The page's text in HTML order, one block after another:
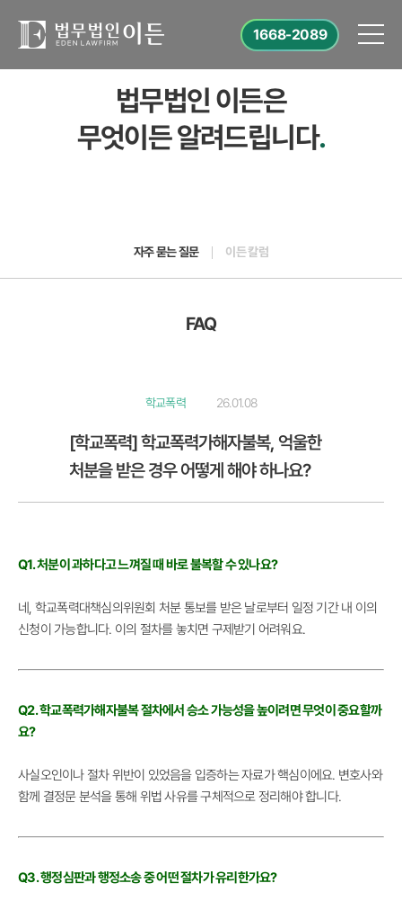
1668-2089
법무법인 이든은
무엇이든 알려드립니다.
자주 묻는 질문 이든 칼럼
FAQ
학교폭력 26.01.08
[학교폭력] 학교폭력가해자불복, 억울한
처분을 받은 경우 어떻게 해야 하나요?
Q1. 처분이 과하다고 느껴질 때 바로 불복할 수 있나요?
네, 학교폭력대책심의위원회 처분 통보를 받은 날로부터 일정 기간 내 이의
신청이 가능합니다. 이의 절차를 놓치면 구제받기 어려워요.
Q2. 학교폭력가해자불복 절차에서 승소 가능성을 높이려면 무엇이 중요할까
요?
사실오인이나 절차 위반이 있었음을 입증하는 자료가 핵심이에요. 변호사와
함께 결정문 분석을 통해 위법 사유를 구체적으로 정리해야 합니다.
Q3. 행정심판과 행정소송 중 어떤 절차가 유리한가요?​​​​​​​